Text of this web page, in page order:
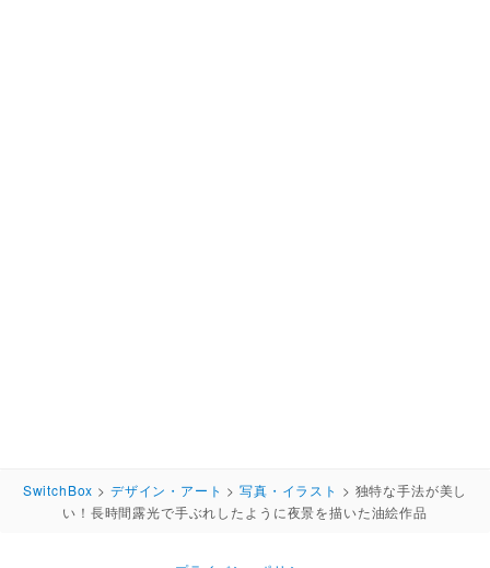
SwitchBox > デザイン・アート >写真・イラスト > 独特な手法が美し
い！長時間露光で手ぶれしたように夜景を描いた油絵作品